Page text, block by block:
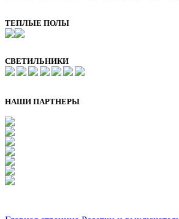
ТЕПЛЫЕ ПОЛЫ
СВЕТИЛЬНИКИ
НАШИ ПАРТНЕРЫ